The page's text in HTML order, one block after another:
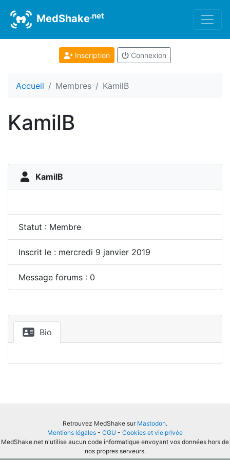
MedShake.net
Inscription Connexion
Accueil Membres KamilB
KamilB
KamilB
Statut : Membre
Inscrit le : mercredi 9 janvier 2019
Message forums : 0
Bio
Retrouvez MedShake sur Mastodon.
Mentions légales - CGU - Cookies et vie privée
MedShake.net n'utilise aucun code informatique envoyant vos données hors de
nos propres serveurs.